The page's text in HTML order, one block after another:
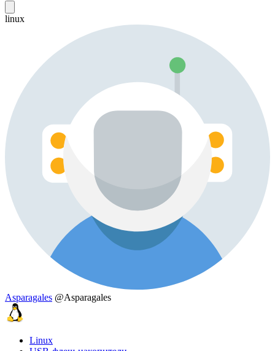
linux
Asparagales @Asparagales
Linux